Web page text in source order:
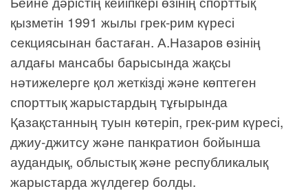
қызметін 1991 жылы грек-рим күресі
секциясынан бастаған. А.Назаров өзінің
алдағы мансабы барысында жақсы
нәтижелерге қол жеткізді және көптеген
спорттық жарыстардың тұғырында
Қазақстанның туын көтеріп, грек-рим күресі,
джиу-джитсу және панкратион бойынша
аудандық, облыстық және республикалық
жарыстарда жүлдегер болды.